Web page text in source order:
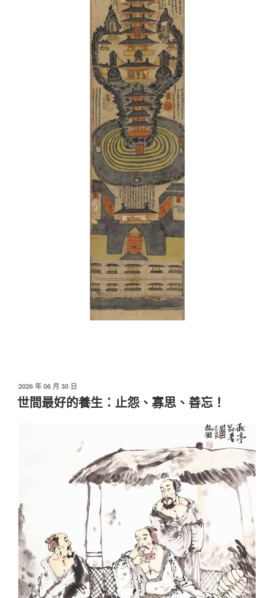
發
佈
於
2026 年 06 月 30 日
世間最好的養生：止怨、寡思、善忘！